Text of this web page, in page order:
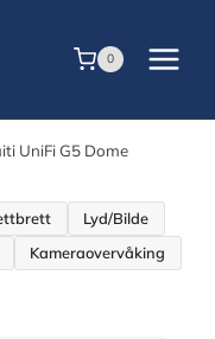
0
UniFi G5 Dome
Lyd/Bilde
Kameraovervåking